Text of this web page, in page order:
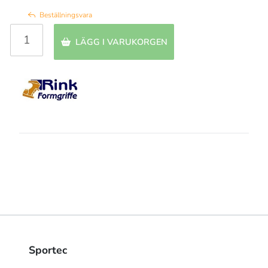
Beställningsvara
LÄGG I VARUKORGEN
Sportec